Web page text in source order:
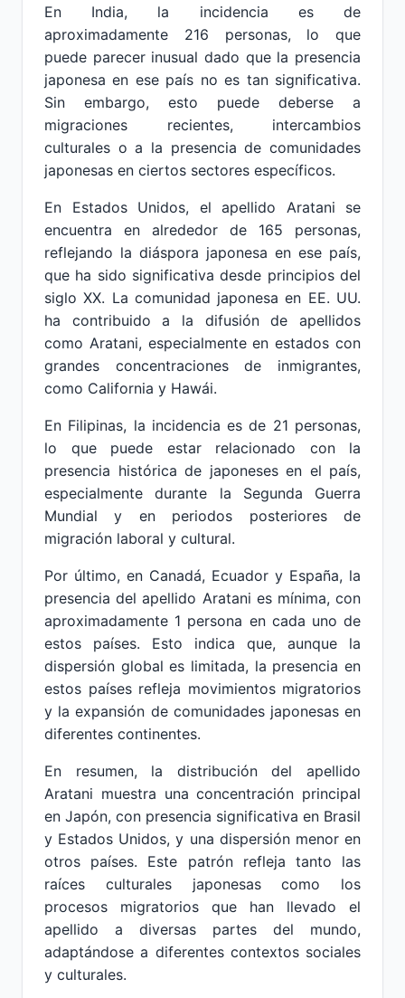
En India, la incidencia es de
aproximadamente 216 personas, lo que
puede parecer inusual dado que la presencia
japonesa en ese país no es tan significativa.
Sin embargo, esto puede deberse a
migraciones recientes, intercambios
culturales o a la presencia de comunidades
japonesas en ciertos sectores específicos.
En Estados Unidos, el apellido Aratani se
encuentra en alrededor de 165 personas,
reflejando la diáspora japonesa en ese país,
que ha sido significativa desde principios del
siglo XX. La comunidad japonesa en EE. UU.
ha contribuido a la difusión de apellidos
como Aratani, especialmente en estados con
grandes concentraciones de inmigrantes,
como California y Hawái.
En Filipinas, la incidencia es de 21 personas,
lo que puede estar relacionado con la
presencia histórica de japoneses en el país,
especialmente durante la Segunda Guerra
Mundial y en periodos posteriores de
migración laboral y cultural.
Por último, en Canadá, Ecuador y España, la
presencia del apellido Aratani es mínima, con
aproximadamente 1 persona en cada uno de
estos países. Esto indica que, aunque la
dispersión global es limitada, la presencia en
estos países refleja movimientos migratorios
y la expansión de comunidades japonesas en
diferentes continentes.
En resumen, la distribución del apellido
Aratani muestra una concentración principal
en Japón, con presencia significativa en Brasil
y Estados Unidos, y una dispersión menor en
otros países. Este patrón refleja tanto las
raíces culturales japonesas como los
procesos migratorios que han llevado el
apellido a diversas partes del mundo,
adaptándose a diferentes contextos sociales
y culturales.